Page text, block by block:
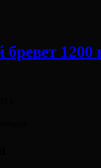
1200